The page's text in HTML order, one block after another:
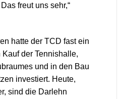
freut uns sehr,“
hatte der TCD fast ein
der Tennishalle,
und in den Bau
investiert. Heute,
sind die Darlehn